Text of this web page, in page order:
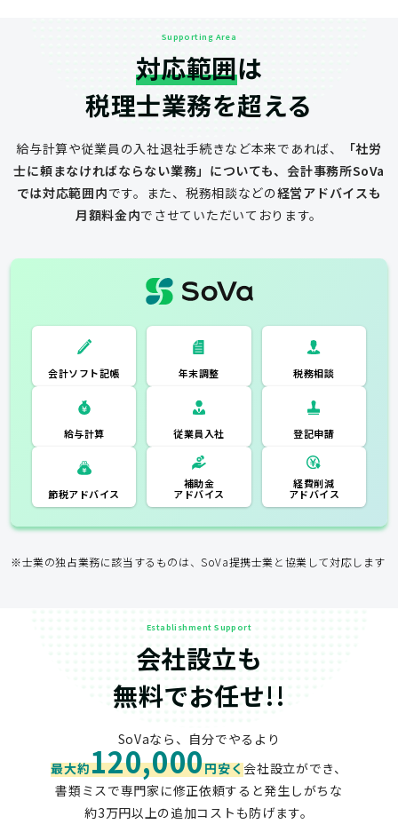
Supporting Area
対応範囲は
税理士業務を超える
給与計算や従業員の入社退社手続きなど本来であれば、
「社労
士に頼まなければならない業務」についても、会計事務所SoVa
では対応範囲内です。 また、税務相談などの経営アドバイスも
月額料金内でさせていただいております。
一般的な税理士
会計ソフト記
帳 年末調整 税務相談
会計ソフト記帳
年末調整
税務相談
給与計算
従業員入社
登記申請
節税アドバイス
補助金
アドバイス
アドバイス
※士業の独占業務に該当するものは、SoVa提携士業と協業して対応します
Establishment Support
会社設立も
無料でお任せ!!
SoVaなら、自分でやるより
最大約120,000円安く会社設立ができ、
書類ミスで専門家に修正依頼すると発生しがちな
約3万円以上の追加コストも防げます。